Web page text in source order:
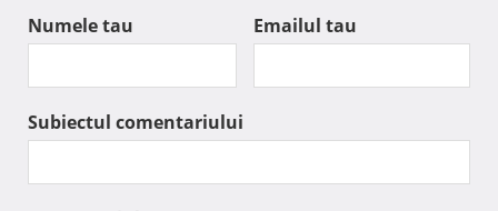
Numele tau Emailul tau
Subiectul comentariului